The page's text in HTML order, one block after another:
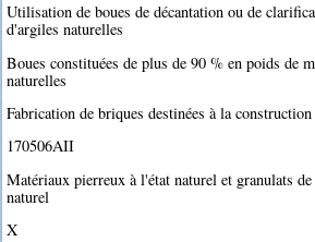
Utilisation de boues de décantation ou de
d'argiles naturelles
Boues constituées de plus de 90 % en poids de
naturelles
Fabrication de briques destinées à la construction
170506AII
Matériaux pierreux à l'état naturel et granulats
naturel
X